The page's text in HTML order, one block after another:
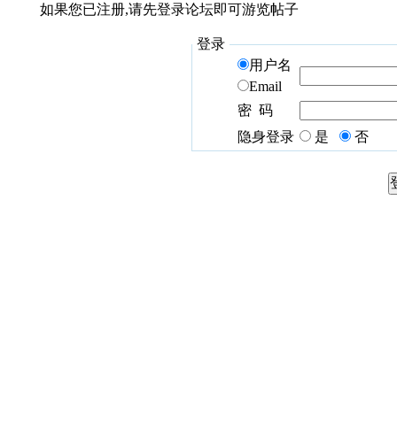
如果您已注册,请先登录论坛即可游览帖子
登录
用户名
Email
密 码
隐身登录
是 否